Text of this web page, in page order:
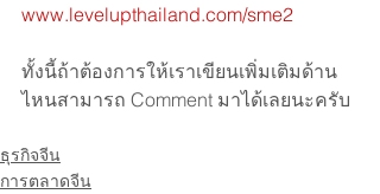
www.levelupthailand.com/sme2
ทั้งนี้ถ้าต้องการให้เราเขียนเพิ่มเติมด้าน
ไหนสามารถ Comment มาได้เลยนะครับ
ธุรกิจจีน
การตลาดจีน